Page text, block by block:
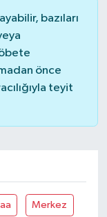
bazıları
önce
teyit
Merkez